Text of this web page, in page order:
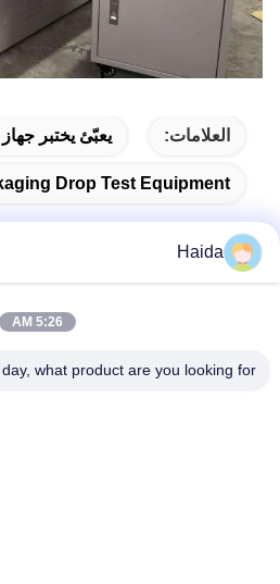
العلامات: يعبّئ يختبر جهاز
Drop Test Equipment
العنوان
Haida
5:26 AM
what product are you looking for?